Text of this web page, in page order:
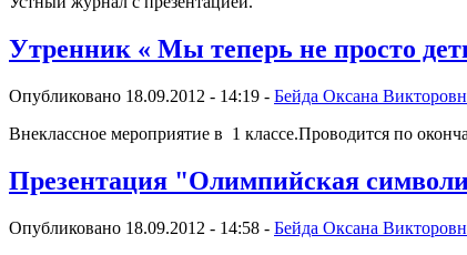
Утренник « Мы теперь не просто
Опубликовано 18.09.2012 - 14:19 - Бейда Оксана
Внеклассное мероприятие в 1 классе.Проводится по
Презентация "Олимпийская
Опубликовано 18.09.2012 - 14:58 - Бейда Оксана